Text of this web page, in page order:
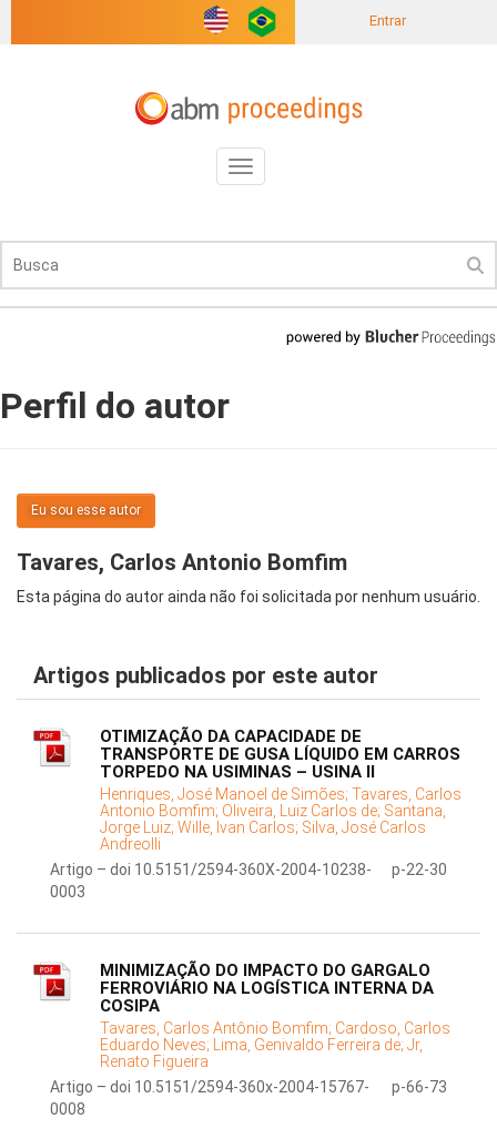
Entrar
Toggle
navigation
Perfil do autor
Eu sou esse autor
Tavares, Carlos Antonio Bomfim
Esta página do autor ainda não foi solicitada por nenhum usuário.
Artigos publicados por este autor
OTIMIZAÇÃO DA CAPACIDADE DE
TRANSPORTE DE GUSA LÍQUIDO EM CARROS
TORPEDO NA USIMINAS – USINA II
Henriques, José Manoel de Simões; Tavares, Carlos
Antonio Bomfim; Oliveira, Luiz Carlos de; Santana,
Jorge Luiz; Wille, Ivan Carlos; Silva, José Carlos
Andreolli
Artigo – doi 10.5151/2594-360X-2004-10238-
0003
p-22-30
MINIMIZAÇÃO DO IMPACTO DO GARGALO
FERROVIÁRIO NA LOGÍSTICA INTERNA DA
COSIPA
Tavares, Carlos Antônio Bomfim; Cardoso, Carlos
Eduardo Neves; Lima, Genivaldo Ferreira de; Jr,
Renato Figueira
Artigo – doi 10.5151/2594-360x-2004-15767-
0008
p-66-73